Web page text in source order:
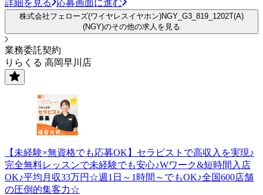
詳細を見る 応募画面に進む
株式会社フェローズ(ワイヤレスイヤホン)NGY_G3_819_1202T(A)
(NGY)のその他の求人を見る
業務委託契約
りらくる 高岡早川店
【未経験×無資格でも応募OK】セラピストで高収入を実現♪
完全無料レッスンで未経験でも安心♪Wワーク&短時間入店
OK♪平均月収33万円☆週1日～1時間～でもOK♪全国600店舗
の圧倒的集客力☆